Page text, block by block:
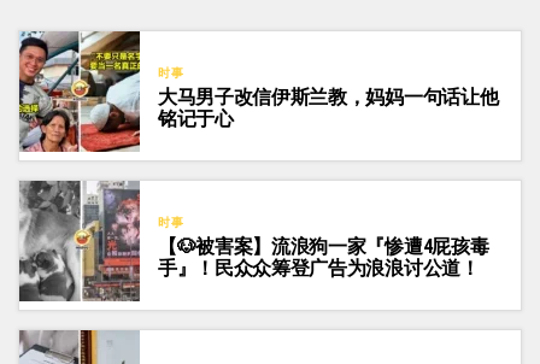
时事
大马男子改信伊斯兰教，妈妈一句话让他
铭记于心
时事
【🐶被害案】流浪狗一家『惨遭4屁孩毒
手』！民众众筹登广告为浪浪讨公道！